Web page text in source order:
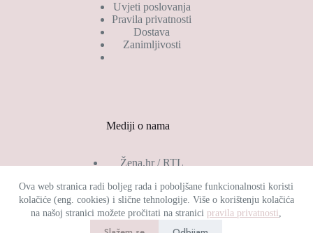
Ova web stranica radi boljeg rada i poboljšane funkcionalnosti koristi
kolačiće (eng. cookies) i slične tehnologije. Više o korištenju kolačića
na našoj stranici možete pročitati na stranici pravila privatnosti,
Uvjeti poslovanja
Pravila privatnosti
Dostava
Zanimljivosti
Mediji o nama
Žena.hr / RTL
Jolie.hr
She.hr
Zadovoljna.hr
Dobro jutro Hrvatska